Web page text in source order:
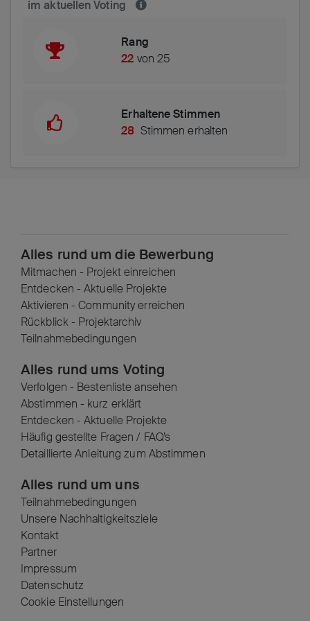
im aktuellen Voting
Rang
22 von 25
Erhaltene Stimmen
28 Stimmen erhalten
Alles rund um die Bewerbung
Mitmachen - Projekt einreichen
Entdecken - Aktuelle Projekte
Aktivieren - Community erreichen
Rückblick - Projektarchiv
Teilnahmebedingungen
Alles rund ums Voting
Verfolgen - Bestenliste ansehen
Abstimmen - kurz erklärt
Entdecken - Aktuelle Projekte
Häufig gestellte Fragen / FAQ’s
Detaillierte Anleitung zum Abstimmen
Alles rund um uns
Teilnahmebedingungen
Unsere Nachhaltigkeitsziele
Kontakt
Partner
Impressum
Datenschutz
Cookie Einstellungen